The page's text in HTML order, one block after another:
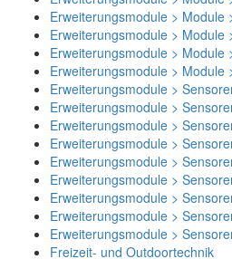
Erweiterungsmodule > Module
Erweiterungsmodule > Module
Erweiterungsmodule > Module
Erweiterungsmodule > Module
Erweiterungsmodule >
Erweiterungsmodule >
Erweiterungsmodule >
Erweiterungsmodule >
Erweiterungsmodule >
Erweiterungsmodule >
Erweiterungsmodule >
Erweiterungsmodule >
Erweiterungsmodule >
Freizeit- und Outdoortechnik